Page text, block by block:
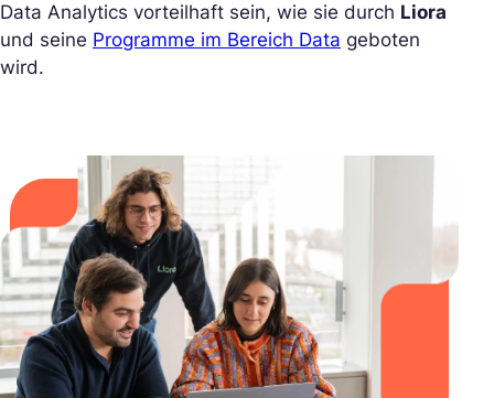
Data Analytics vorteilhaft sein, wie sie durch Liora
und seine Programme im Bereich Data geboten
wird.